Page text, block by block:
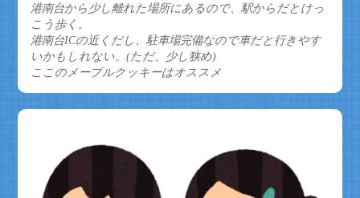
港南台から少し離れた場所にあるので、駅からだとけっ
こう歩く。
港南台ICの近くだし、駐車場完備なので車だと行きやす
いかもしれない。(ただ、少し狭め)
ここのメープルクッキーはオススメ